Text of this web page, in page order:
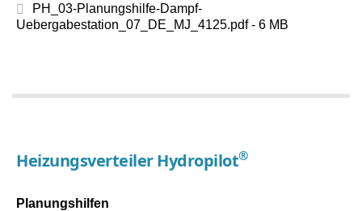
PH_03-Planungshilfe-Dampf-
Uebergabestation_07_DE_MJ_4125.pdf - 6 MB
Heizungsverteiler Hydropilot®
Planungshilfen